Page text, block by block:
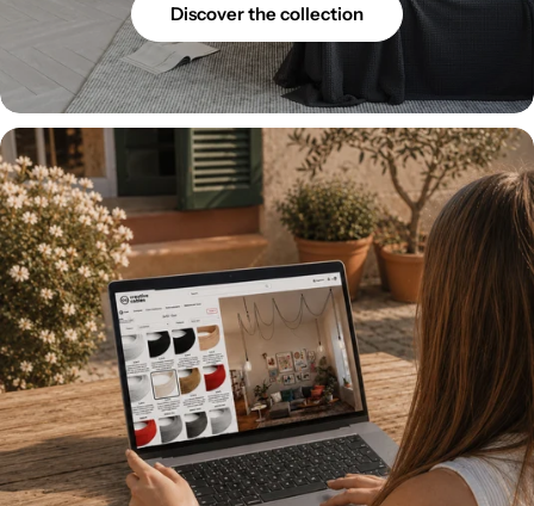
Discover the collection